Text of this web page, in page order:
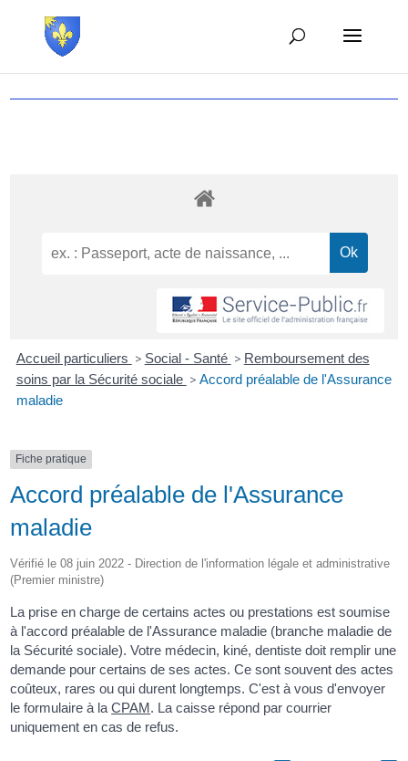
Accueil particuliers > Social - Santé > Remboursement des
soins par la Sécurité sociale > Accord préalable de l'Assurance
maladie
Fiche pratique
Accord préalable de l'Assurance
maladie
Vérifié le 08 juin 2022 - Direction de l'information légale et administrative
(Premier ministre)
La prise en charge de certains actes ou prestations est soumise
à l'accord préalable de l'Assurance maladie (branche maladie de
la Sécurité sociale). Votre médecin, kiné, dentiste doit remplir une
demande pour certains de ses actes. Ce sont souvent des actes
coûteux, rares ou qui durent longtemps. C'est à vous d'envoyer
le formulaire à laCPAM. La caisse répond par courrier
uniquement en cas de refus.